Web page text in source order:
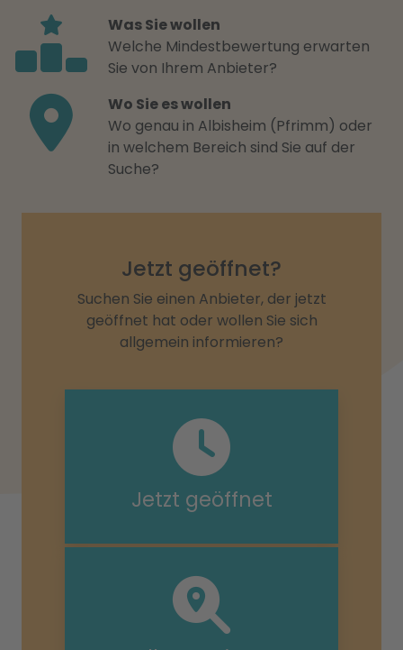
Was Sie wollen
Welche Mindestbewertung erwarten
Sie von Ihrem Anbieter?
Wo Sie es wollen
Wo genau in Albisheim (Pfrimm) oder
in welchem Bereich sind Sie auf der
Suche?
Jetzt geöffnet?
Suchen Sie einen Anbieter, der jetzt
geöffnet hat oder wollen Sie sich
allgemein informieren?
Jetzt geöffnet